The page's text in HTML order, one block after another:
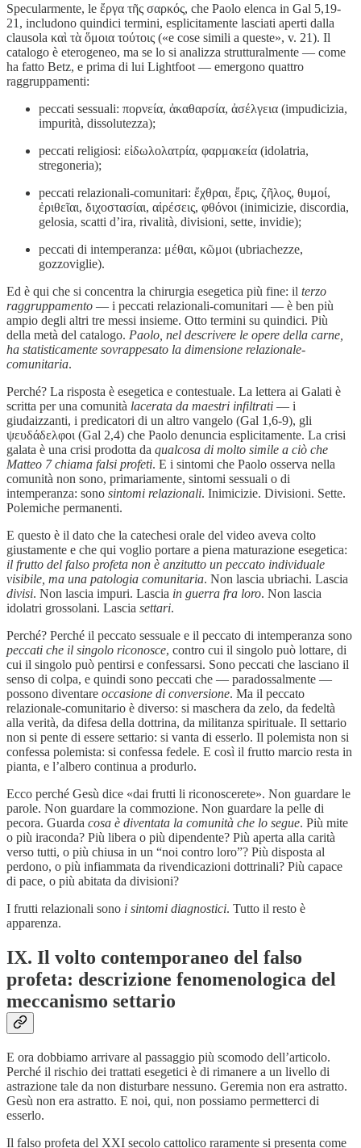
Specularmente, le ἔργα τῆς σαρκός, che Paolo elenca in Gal 5,19-
21, includono quindici termini, esplicitamente lasciati aperti dalla
clausola καὶ τὰ ὅμοια τούτοις («e cose simili a queste», v. 21). Il
catalogo è eterogeneo, ma se lo si analizza strutturalmente — come
ha fatto Betz, e prima di lui Lightfoot — emergono quattro
raggruppamenti:
peccati sessuali: πορνεία, ἀκαθαρσία, ἀσέλγεια (impudicizia,
impurità, dissolutezza);
peccati religiosi: εἰδωλολατρία, φαρμακεία (idolatria,
stregoneria);
peccati relazionali-comunitari: ἔχθραι, ἔρις, ζῆλος, θυμοί,
ἐριθεῖαι, διχοστασίαι, αἱρέσεις, φθόνοι (inimicizie, discordia,
gelosia, scatti d’ira, rivalità, divisioni, sette, invidie);
peccati di intemperanza: μέθαι, κῶμοι (ubriachezze,
gozzoviglie).
Ed è qui che si concentra la chirurgia esegetica più fine: il terzo
raggruppamento — i peccati relazionali-comunitari — è ben più
ampio degli altri tre messi insieme. Otto termini su quindici. Più
della metà del catalogo. Paolo, nel descrivere le opere della carne,
ha statisticamente sovrappesato la dimensione relazionale-
comunitaria.
Perché? La risposta è esegetica e contestuale. La lettera ai Galati è
scritta per una comunità lacerata da maestri infiltrati — i
giudaizzanti, i predicatori di un altro vangelo (Gal 1,6-9), gli
ψευδάδελφοι (Gal 2,4) che Paolo denuncia esplicitamente. La crisi
galata è una crisi prodotta da qualcosa di molto simile a ciò che
Matteo 7 chiama falsi profeti. E i sintomi che Paolo osserva nella
comunità non sono, primariamente, sintomi sessuali o di
intemperanza: sono sintomi relazionali. Inimicizie. Divisioni. Sette.
Polemiche permanenti.
E questo è il dato che la catechesi orale del video aveva colto
giustamente e che qui voglio portare a piena maturazione esegetica:
il frutto del falso profeta non è anzitutto un peccato individuale
visibile, ma una patologia comunitaria. Non lascia ubriachi. Lascia
divisi. Non lascia impuri. Lascia in guerra fra loro. Non lascia
idolatri grossolani. Lascia settari.
Perché? Perché il peccato sessuale e il peccato di intemperanza sono
peccati che il singolo riconosce, contro cui il singolo può lottare, di
cui il singolo può pentirsi e confessarsi. Sono peccati che lasciano il
senso di colpa, e quindi sono peccati che — paradossalmente —
possono diventare occasione di conversione. Ma il peccato
relazionale-comunitario è diverso: si maschera da zelo, da fedeltà
alla verità, da difesa della dottrina, da militanza spirituale. Il settario
non si pente di essere settario: si vanta di esserlo. Il polemista non si
confessa polemista: si confessa fedele. E così il frutto marcio resta in
pianta, e l’albero continua a produrlo.
Ecco perché Gesù dice «dai frutti li riconoscerete». Non guardare le
parole. Non guardare la commozione. Non guardare la pelle di
pecora. Guarda cosa è diventata la comunità che lo segue. Più mite
o più iraconda? Più libera o più dipendente? Più aperta alla carità
verso tutti, o più chiusa in un “noi contro loro”? Più disposta al
perdono, o più infiammata da rivendicazioni dottrinali? Più capace
di pace, o più abitata da divisioni?
I frutti relazionali sono i sintomi diagnostici. Tutto il resto è
apparenza.
IX. Il volto contemporaneo del falso
profeta: descrizione fenomenologica del
meccanismo settario
E ora dobbiamo arrivare al passaggio più scomodo dell’articolo.
Perché il rischio dei trattati esegetici è di rimanere a un livello di
astrazione tale da non disturbare nessuno. Geremia non era astratto.
Gesù non era astratto. E noi, qui, non possiamo permetterci di
esserlo.
Il falso profeta del XXI secolo cattolico raramente si presenta come